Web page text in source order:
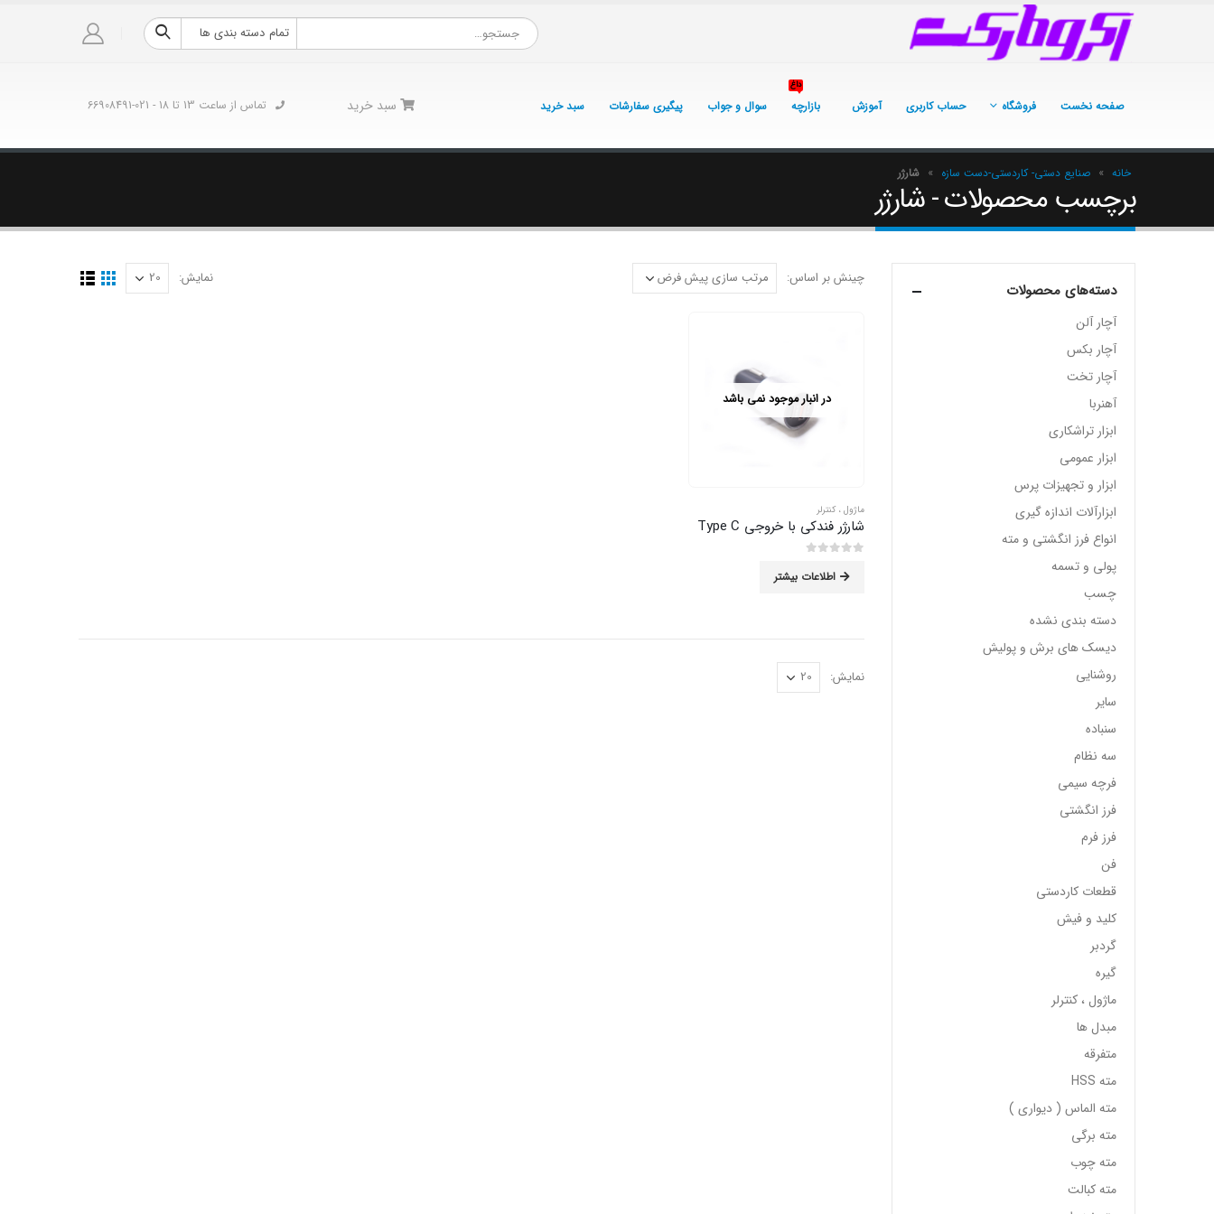
تمام دسته بندی ها
صفحه نخست فروشگاه حساب کاربری آموزش بازارچه
داغ
سوال و جواب پیگیری سفارشات سبد خرید سبد خرید تماس از ساعت 13 تا 18 - 021-66908491
خانه » صنایع دستی- کاردستی-دست سازه » شارژر
برچسب محصولات - شارژر
چینش بر اساس: نمایش:
در انبار موجود نمی باشد
ماژول ، کنترلر
شارژر فندکی با خروجی Type C
اطلاعات بیشتر
نمایش:
دسته‌های محصولات
آچار آلن
آچار بکس
آچار تخت
آهنربا
ابزار تراشکاری
ابزار عمومی
ابزار و تجهیزات پرس
ابزارآلات اندازه گیری
انواع فرز انگشتی و مته
پولی و تسمه
چسب
دسته بندی نشده
دیسک های برش و پولیش
روشنایی
سایر
سنباده
سه نظام
فرچه سیمی
فرز انگشتی
فرز فرم
فن
قطعات کاردستی
کلید و فیش
گردبر
گیره
ماژول ، کنترلر
مبدل ها
متفرقه
مته HSS
مته الماس ( دیواری )
مته برگی
مته چوب
مته کبالت